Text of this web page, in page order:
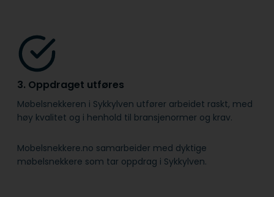
3. Oppdraget utføres
Møbelsnekkeren i Sykkylven utfører arbeidet raskt, med
høy kvalitet og i henhold til bransje­normer og krav.
Mobelsnekkere.no samarbeider med dyktige
møbelsnekkere som tar oppdrag i Sykkylven.